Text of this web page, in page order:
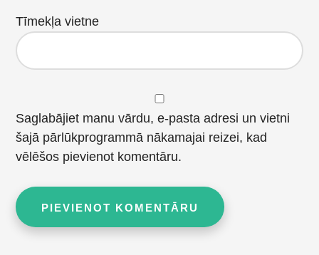
Tīmekļa vietne
Saglabājiet manu vārdu, e-pasta adresi un vietni
šajā pārlūkprogrammā nākamajai reizei, kad
vēlēšos pievienot komentāru.